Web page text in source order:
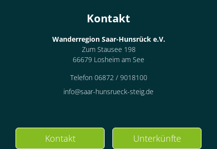
Kontakt
Wanderregion Saar-Hunsrück e.V.
Zum Stausee 198
66679 Losheim am See
Telefon 06872 / 9018100
info@saar-hunsrueck-steig.de
Kontakt Unterkünfte